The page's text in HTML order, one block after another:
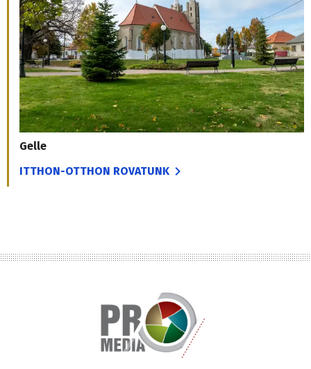
Gelle
ITTHON-OTTHON ROVATUNK